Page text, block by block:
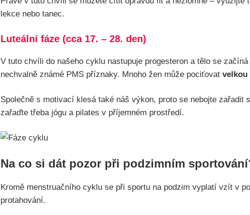
lekce nebo tanec.
Luteální fáze (cca 17. – 28. den)
V tuto chvíli do našeho cyklu nastupuje progesteron a tělo se
nechvalně známé PMS příznaky. Mnoho žen může pociťovat velkou
Společně s motivací klesá také náš výkon, proto se nebojte zařadit
zařaďte třeba jógu a pilates v příjemném prostředí.
Na co si dát pozor při podzimním
Kromě menstruačního cyklu se při sportu na podzim vyplatí vzít v
protahování.